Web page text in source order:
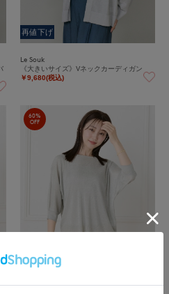
再値下げ
Le Souk
《大きいサイズ》Vネックカーディガン
￥9,680(税込)
60%
OFF
再値下げ